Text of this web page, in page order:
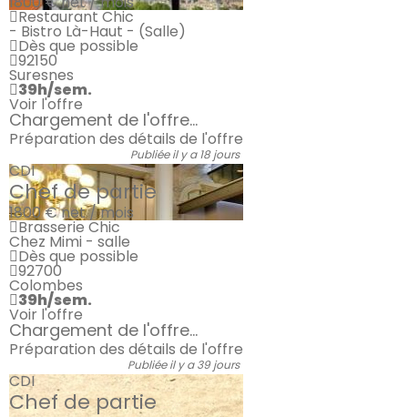
Restaurant Chic
- Bistro Là-Haut - (Salle)
Dès que possible
92150
Suresnes
39h/sem.
Voir l'offre
Chargement de l'offre...
Préparation des détails de l'offre
Publiée il y a 18 jours
CDI
Chef de partie
1800 €net / mois
Brasserie Chic
Chez Mimi - salle
Dès que possible
92700
Colombes
39h/sem.
Voir l'offre
Chargement de l'offre...
Préparation des détails de l'offre
Publiée il y a 39 jours
CDI
Chef de partie